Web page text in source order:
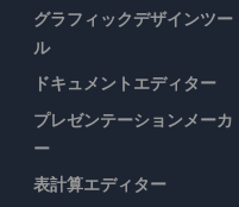
グラフィックデザインツー
ル
ドキュメントエディター
プレゼンテーションメーカ
ー
表計算エディター